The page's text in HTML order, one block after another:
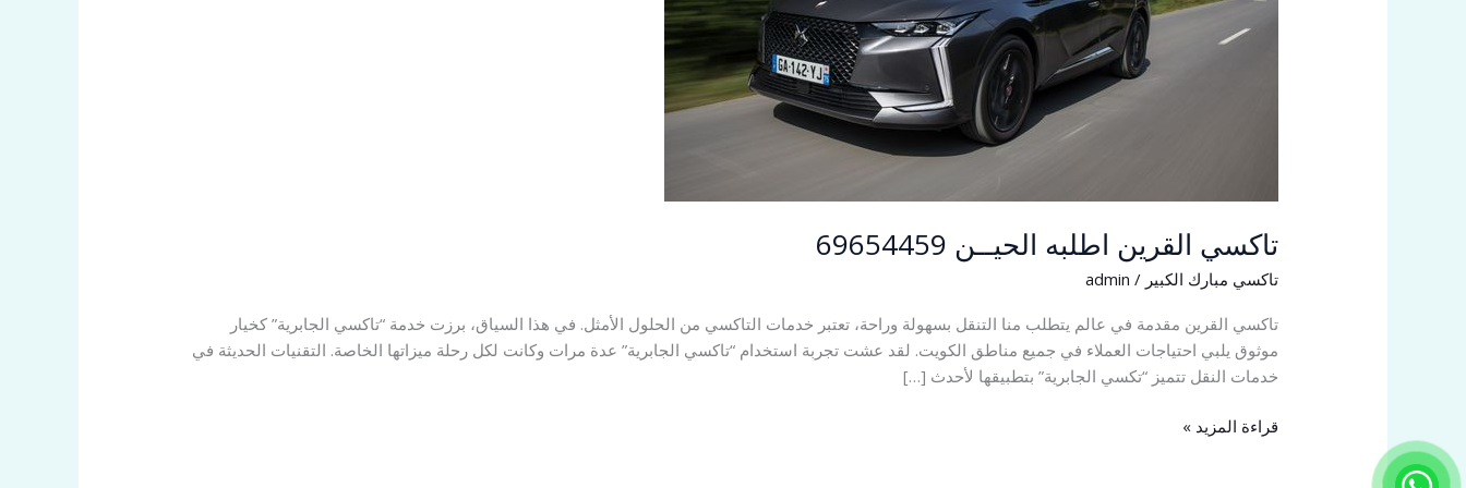
تاكسي القرين اطلبه الحيــن 69654459
تاكسي مبارك الكبير /
admin
تاكسي القرين مقدمة في عالم يتطلب منا التنقل بسهولة وراحة، تعتبر خدمات التاكسي من الحلول الأمثل. في هذا السياق، برزت خدمة “تاكسي الجابرية” كخيار
موثوق يلبي احتياجات العملاء في جميع مناطق الكويت. لقد عشت تجربة استخدام “تاكسي الجابرية” عدة مرات وكانت لكل رحلة ميزاتها الخاصة. التقنيات الحديثة في
خدمات النقل تتميز “تكسي الجابرية” بتطبيقها لأحدث […]
قراءة المزيد »